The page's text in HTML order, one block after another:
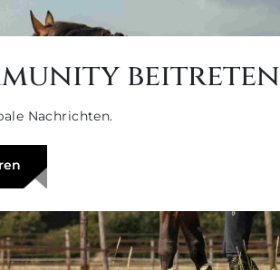
beitreten
Nachrichten.